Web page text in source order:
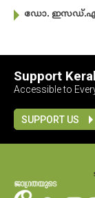
ഡോ.
Support
Accessible to
SUPPORT US